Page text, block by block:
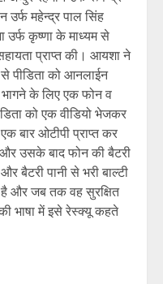
उर्फ महेन्द्र पाल सिंह
उर्फ कृष्णा के माध्यम से
प्राप्त की। आयशा ने
पीडिता को आनलाईन
के लिए एक फोन व
को एक वीडियो भेजकर
बार ओटीपी प्राप्त कर
उसके बाद फोन की बैटरी
पानी से भरी बाल्टी
और जब तक वह सुरक्षित
भाषा में इसे रेस्क्यू कहते